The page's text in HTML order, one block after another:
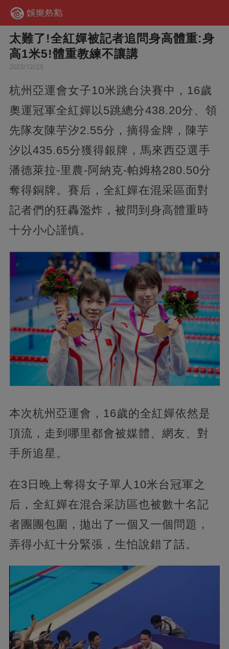
太難了!全紅嬋被記者追問身高體重:身
高1米5!體重教練不讓講
2023/12/23
杭州亞運會女子10米跳台決賽中，16歲
奧運冠軍全紅嬋以5跳總分438.20分、領
先隊友陳芋汐2.55分，摘得金牌，陳芋
汐以435.65分獲得銀牌，馬來西亞選手
潘德萊拉-里農-阿納克-帕姆格280.50分
奪得銅牌。賽后，全紅嬋在混采區面對
記者們的狂轟濫炸，被問到身高體重時
十分小心謹慎。
本次杭州亞運會， 16歲的全紅嬋依然是
頂流，走到哪里都會被媒體、網友、對
手所追星。
在3日晚上奪得女子單人10米台冠軍之
后，全紅嬋在混合采訪區也被數十名記
者團團包圍，拋出了一個又一個問題，
弄得小紅十分緊張，生怕說錯了話。